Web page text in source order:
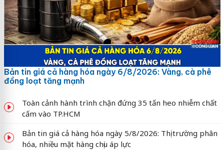
Bản tin giá cả hàng hóa ngày 6/8/2026: Vàng, cà phê
đồng loạt tăng mạnh
Toàn cảnh hành trình chặn đứng 35 tấn heo nhiễm chất
cấm vào TP.HCM
Bản tin giá cả hàng hóa ngày 5/8/2026: Thị trường phân
hóa, nhiều mặt hàng chịu áp lực